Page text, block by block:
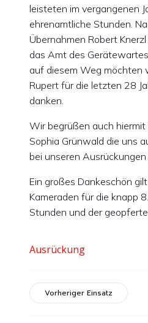
leisteten im vergangenen
ehrenamtliche Stunden.
Übernahmen Robert
das Amt des
auf diesem Weg möchten
Rupert für die letzten 28
danken.
Wir begrüßen auch
Sophia Grünwald die uns
bei unseren
Ein großes Dankeschön
Kameraden für die knapp
Stunden und der
Ausrückung
Vorheriger Einsatz